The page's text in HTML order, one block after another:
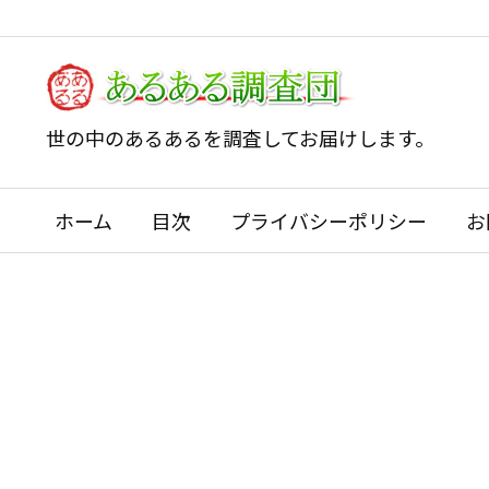
世の中のあるあるを調査してお届けします。
ホーム 目次 プライバシーポリシー